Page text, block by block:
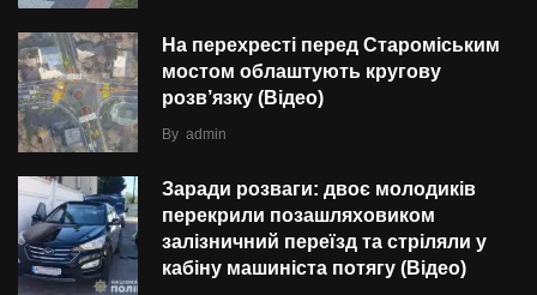
На перехресті перед Староміським
мостом облаштують кругову
розв’язку (Відео)
By admin
Заради розваги: двоє молодиків
перекрили позашляховиком
залізничний переїзд та стріляли у
кабіну машиніста потягу (Відео)